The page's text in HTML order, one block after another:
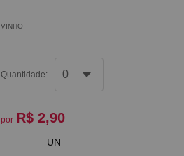
VINHO
Quantidade:
por R$ 2,90
UN